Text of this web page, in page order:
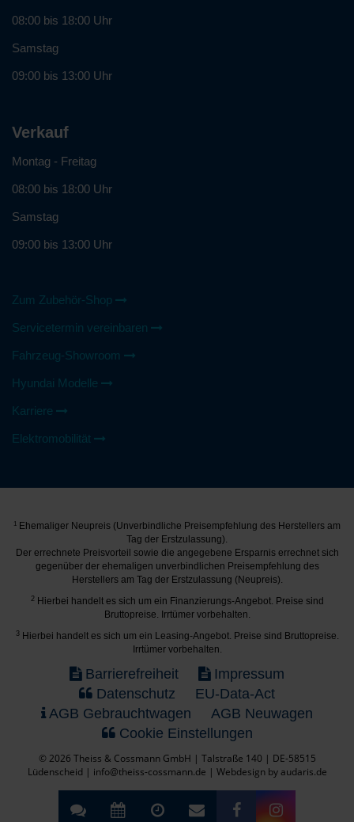
08:00 bis 18:00 Uhr
Samstag
09:00 bis 13:00 Uhr
Verkauf
Montag - Freitag
08:00 bis 18:00 Uhr
Samstag
09:00 bis 13:00 Uhr
Zum Zubehör-Shop
Servicetermin vereinbaren
Fahrzeug-Showroom
Hyundai Modelle
Karriere
Elektromobilität
1
Ehemaliger Neupreis (Unverbindliche Preisempfehlung des Herstellers am
Tag der Erstzulassung).
Der errechnete Preisvorteil sowie die angegebene Ersparnis errechnet sich
gegenüber der ehemaligen unverbindlichen Preisempfehlung des
Herstellers am Tag der Erstzulassung (Neupreis).
2 Hierbei handelt es sich um ein Finanzierungs-Angebot. Preise sind
Bruttopreise. Irrtümer vorbehalten.
3 Hierbei handelt es sich um ein Leasing-Angebot. Preise sind Bruttopreise.
Irrtümer vorbehalten.
Barrierefreiheit
Impressum
Datenschutz
EU-Data-Act
AGB Gebrauchtwagen
AGB Neuwagen
Cookie Einstellungen
© 2026 Theiss & Cossmann GmbH | Talstraße 140 | DE-58515
Lüdenscheid | info@theiss-cossmann.de | Webdesign by audaris.de